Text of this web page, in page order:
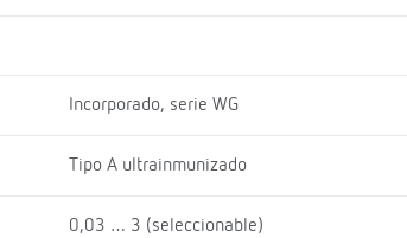
Incorporado, serie WG
Tipo A ultrainmunizado
0,03 … 3 (seleccionable)